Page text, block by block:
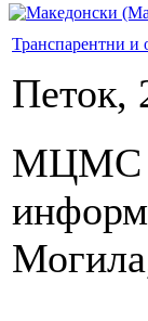
Транспарентни и
Петок,
МЦМС